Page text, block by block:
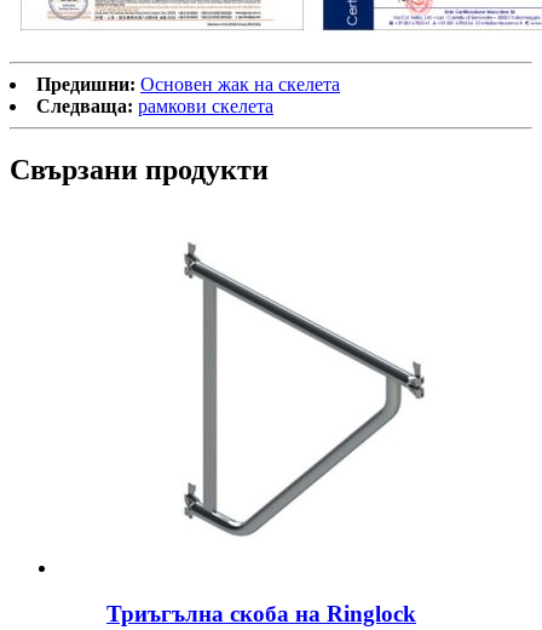
Предишни: Основен жак на скелета
Следваща: рамкови скелета
Свързани продукти
Триъгълна скоба на Ringlock